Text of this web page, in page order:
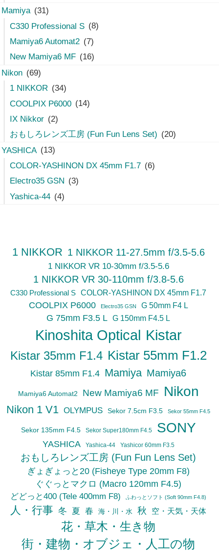
Mamiya (31)
C330 Professional S (8)
Mamiya6 Automat2 (7)
New Mamiya6 MF (16)
Nikon (69)
1 NIKKOR (34)
COOLPIX P6000 (14)
IX Nikkor (2)
おもしろレンズ工房 (Fun Fun Lens Set) (20)
YASHICA (13)
COLOR-YASHINON DX 45mm F1.7 (6)
Electro35 GSN (3)
Yashica-44 (4)
1 NIKKOR 1 NIKKOR 11-27.5mm f/3.5-5.6
1 NIKKOR VR 10-30mm f/3.5-5.6
1 NIKKOR VR 30-110mm f/3.8-5.6
C330 Professional S COLOR-YASHINON DX 45mm F1.7
COOLPIX P6000 Electro35 GSN G 50mm F4 L
G 75mm F3.5 L G 150mm F4.5 L
Kinoshita Optical Kistar
Kistar 35mm F1.4 Kistar 55mm F1.2
Kistar 85mm F1.4 Mamiya Mamiya6
Mamiya6 Automat2 New Mamiya6 MF Nikon
Nikon 1 V1 OLYMPUS Sekor 7.5cm F3.5 Sekor 55mm F4.5
Sekor 135mm F4.5 Sekor Super180mm F4.5 SONY
YASHICA Yashica-44 Yashicor 60mm F3.5
おもしろレンズ工房 (Fun Fun Lens Set)
ぎょぎょっと20 (Fisheye Type 20mm F8)
ぐぐっとマクロ (Macro 120mm F4.5)
どどっと400 (Tele 400mm F8) ふわっとソフト (Soft 90mm F4.8)
人・行事 冬 夏 春 海・川・水 秋 空・天気・天体
花・草木・生き物
街・建物・オブジェ・人工の物